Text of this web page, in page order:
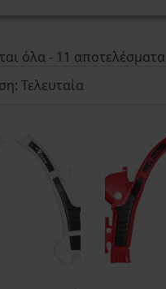
όλα - 11 αποτελέσματα